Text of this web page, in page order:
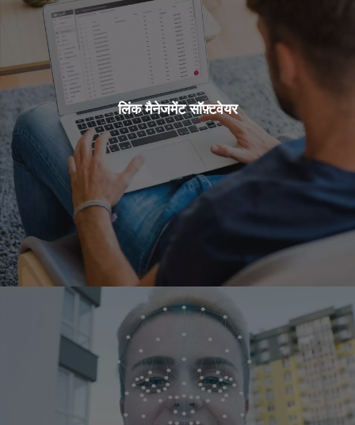
लिंक मैनेजमेंट सॉफ़्टवेयर